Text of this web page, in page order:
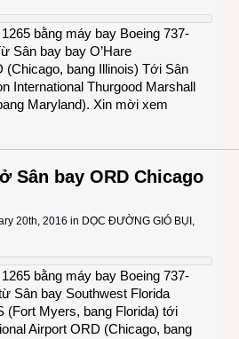
bằng máy bay Boeing 737-
Sân bay bay O’Hare
(Chicago, bang Illinois) Tới Sân
International Thurgood Marshall
Maryland). Xin mời xem
Sân bay ORD Chicago
20th, 2016 in DỌC ĐƯỜNG GIÓ BỤI ,
bằng máy bay Boeing 737-
Sân bay Southwest Florida
(Fort Myers, bang Florida) tới
Airport ORD (Chicago, bang